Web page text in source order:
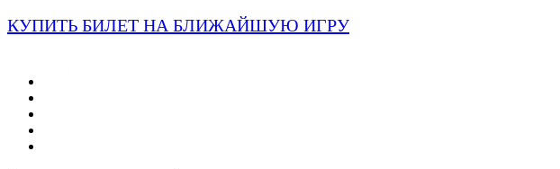
КУПИТЬ БИЛЕТ НА БЛИЖАЙШУЮ ИГРУ